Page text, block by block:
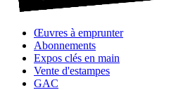
Œuvres à emprunter
Abonnements
Expos clés en main
Vente d'estampes
GAC